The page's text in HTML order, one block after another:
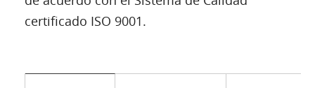
certificado ISO 9001.